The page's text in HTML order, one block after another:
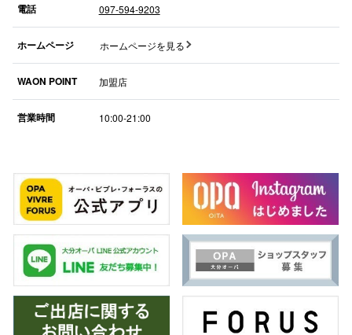
電話 097-594-9203
ホームページ ホームページを見る
WAON POINT 加盟店
営業時間 10:00-21:00